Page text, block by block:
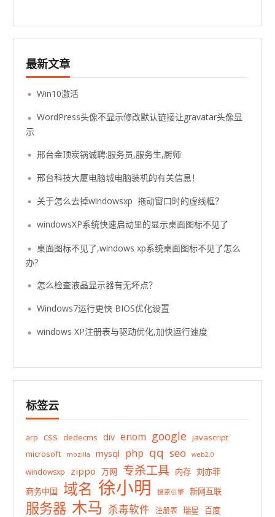
最新文章
Win10激活
WordPress头像不显示修改默认链接让gravatar头像显
示
邢台金顶炭锅诚聘:服务员,服务生,厨师
邢台科技大厦电脑城电脑装机的有关信息！
关于怎么去掉windowsxp 拖动窗口时的虚线框？
windowsXP系统快速启动里的显示桌面图标不见了
桌面图标不见了,windows xp系统桌面图标不见了怎么
办?
怎么检查液晶显示器有无坏点？
Windows7运行更快 BIOS优化设置
windows XP注册表与驱动优化,加快运行速度
标签云
arp css dedecms div enom google javascript
microsoft
mozilla mysql php qq seo web2.0
windowsxp zippo 万网 专杀工具 内存 刘亦菲
商务中国 域名 徐小明 搜索引擎 新网互联
服务器 木马 杀毒软件 注册表 瑞星 百度